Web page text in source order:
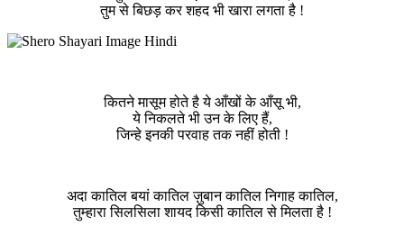
तुम से बिछड़ कर शहद भी खारा लगता है !
कितने मासूम होते है ये आँखों के आँसू भी,
ये निकलते भी उन के लिए हैं,
जिन्हे इनकी परवाह तक नहीं होती !
अदा कातिल बयां कातिल ज़ुबान कातिल निगाह कातिल,
तुम्हारा सिलसिला शायद किसी कातिल से मिलता है !